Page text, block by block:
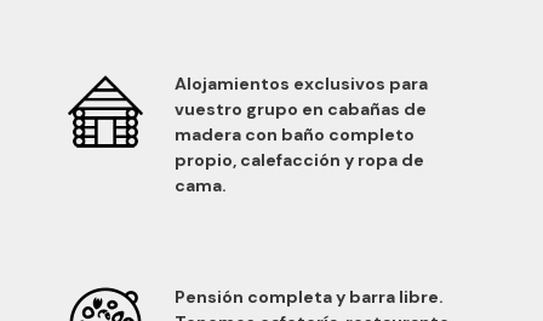
Alojamientos exclusivos para
vuestro grupo en cabañas de
madera con baño completo
propio, calefacción y ropa de
cama.
Pensión completa y barra libre.